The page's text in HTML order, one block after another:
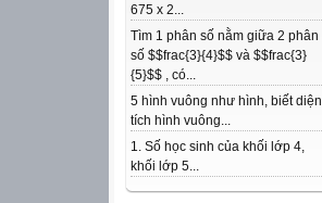
675 x 2...
Tìm 1 phân số nằm giữa 2 phân
số $$frac{3}{4}$$ và $$frac{3}
{5}$$ , có...
5 hình vuông như hình, biết diện
tích hình vuông...
1. Số học sinh của khối lớp 4,
khối lớp 5...